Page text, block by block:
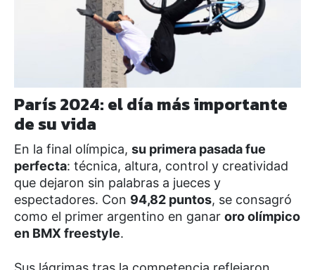
París 2024: el día más importante
de su vida
En la final olímpica, su primera pasada fue
perfecta: técnica, altura, control y creatividad
que dejaron sin palabras a jueces y
espectadores. Con 94,82 puntos, se consagró
como el primer argentino en ganar oro olímpico
en BMX freestyle.